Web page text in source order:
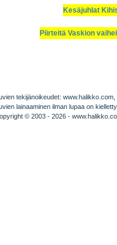
Kesäjuhlat
Piirteitä Vaskion
tekijänoikeudet:
lainaaminen ilman lupaa on
© 2003 - 2026 -